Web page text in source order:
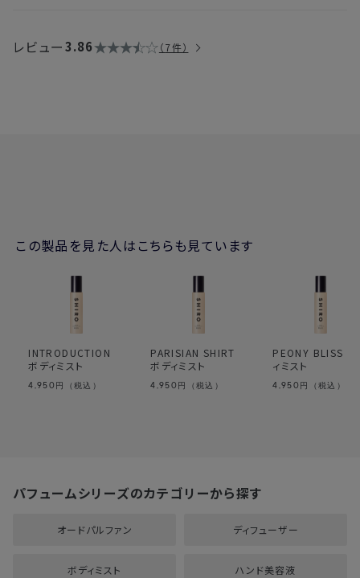
レビュー3.86 7件
この製品を見た人はこちらも見ています
INTRODUCTION
ボディミスト
4,950 円（税込）
PARISIAN SHIRT
ボディミスト
4,950 円（税込）
PEONY BLISS ボ
ィミスト
4,950 円（税込）
パフュームシリーズのカテゴリーから探す
オードパルファン ディフューザー
ボディミスト ハンド美容液